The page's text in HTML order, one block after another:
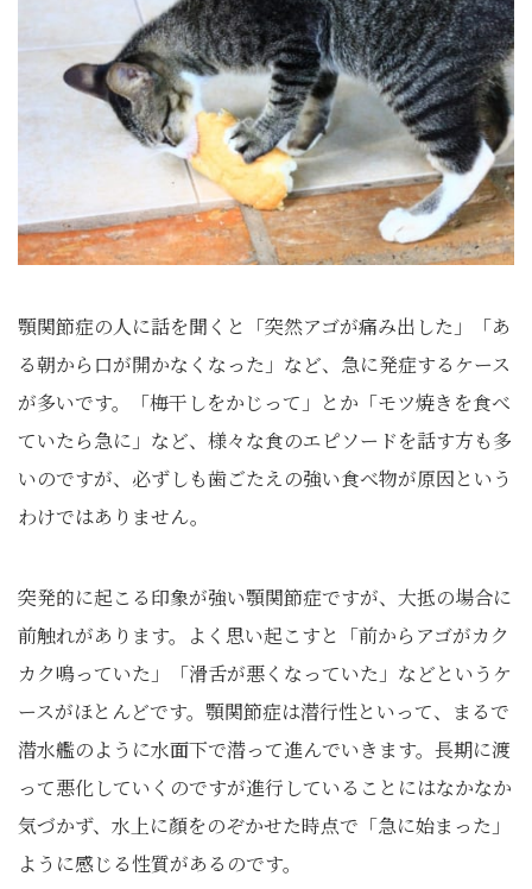
顎関節症の人に話を聞くと「突然アゴが痛み出した」「あ
る朝から口が開かなくなった」など、急に発症するケース
が多いです。「梅干しをかじって」とか「モツ焼きを食べ
ていたら急に」など、様々な食のエピソードを話す方も多
いのですが、必ずしも歯ごたえの強い食べ物が原因という
わけではありません。
突発的に起こる印象が強い顎関節症ですが、大抵の場合に
前触れがあります。よく思い起こすと「前からアゴがカク
カク鳴っていた」「滑舌が悪くなっていた」などというケ
ースがほとんどです。顎関節症は潜行性といって、まるで
潜水艦のように水面下で潜って進んでいきます。長期に渡
って悪化していくのですが進行していることにはなかなか
気づかず、水上に顏をのぞかせた時点で「急に始まった」
ように感じる性質があるのです。